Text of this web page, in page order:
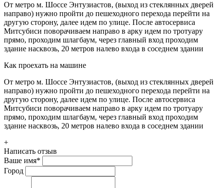
От метро м. Шоссе Энтузиастов, (выход из стеклянных дверей
направо) нужно пройти до пешеходного перехода перейти на
другую сторону, далее идем по улице. После автосервиса
Митсубиси поворачиваем направо в арку идем по тротуару
прямо, проходим шлагбаум, через главный вход проходим
здание насквозь, 20 метров налево входа в соседнем здании
Как проехать на машине
От метро м. Шоссе Энтузиастов, (выход из стеклянных дверей
направо) нужно пройти до пешеходного перехода перейти на
другую сторону, далее идем по улице. После автосервиса
Митсубиси поворачиваем направо в арку идем по тротуару
прямо, проходим шлагбаум, через главный вход проходим
здание насквозь, 20 метров налево входа в соседнем здании
+
Написать отзыв
Ваше имя*
Город